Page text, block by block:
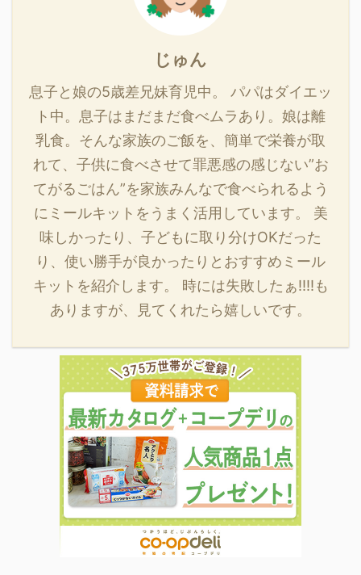
フライパンを熱し、油
（大さじ1）なじませま
す。 ごぼうを入れ、中火
200mlと牛肉・きのこ入
り調味料、長ねぎ、針生
姜を入れ、沸騰したら弱
火で火が通 ...
じゅん
息子と娘の5歳差兄妹育児中。 パパはダイエッ
ト中。息子はまだまだ食べムラあり。娘は離
乳食。そんな家族のご飯を、簡単で栄養が取
れて、子供に食べさせて罪悪感の感じない”お
てがるごはん”を家族みんなで食べられるよう
にミールキットをうまく活用しています。 美
味しかったり、子どもに取り分けOKだった
り、使い勝手が良かったりとおすすめミール
キットを紹介します。 時には失敗したぁ‼‼も
ありますが、見てくれたら嬉しいです。